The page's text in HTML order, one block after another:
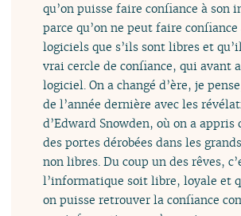
qu’on puisse faire confiance à son
parce qu’on ne peut faire confiance
logiciels que s’ils sont libres et
vrai cercle de confiance, qui avant
logiciel. On a changé d’ère, je
de l’année dernière avec les
d’Edward Snowden, où on a appris
des portes dérobées dans les
non libres. Du coup un des rêves,
l’informatique soit libre, loyale et
on puisse retrouver la confiance